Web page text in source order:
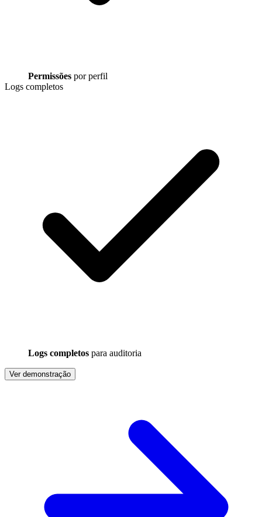
Permissões por perfil
Logs completos
Logs completos para auditoria
Ver demonstração